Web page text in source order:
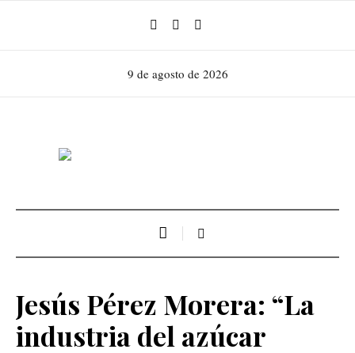
9 de agosto de 2026
Jesús Pérez Morera: “La
industria del azúcar